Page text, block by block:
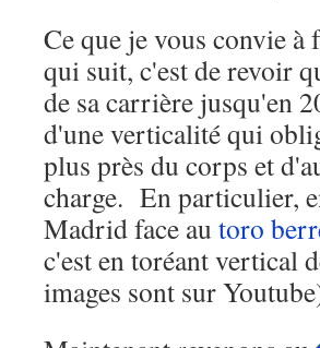
Ce que je vous convie à
qui suit, c'est de revoir
de sa carrière jusqu'en
d'une verticalité qui
plus près du corps et
charge. En particulier,
Madrid face au toro
c'est en toréant vertical
images sont sur